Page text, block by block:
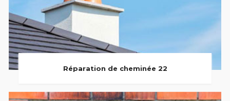
Réparation de cheminée 22